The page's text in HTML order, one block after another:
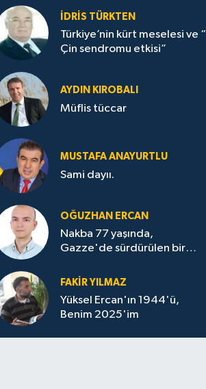
İDRİS TÜRKTEN
Türkiye’nin kürt meselesi ve “
Çin sendromu etkisi”
AYDIN KIROBALI
Müflis tüccar
MUSTAFA ANAYURTLU
Sami dayıı.
OĞUZHAN ERCAN
Nakba 77 yaşında,
Gazze'de sürdürülen bir
FAKİR YILMAZ
Yüksel Ercan'ın 1944'ü,
Benim 2025'im